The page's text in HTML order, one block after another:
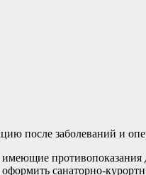
после заболеваний и
противопоказания
санаторно-